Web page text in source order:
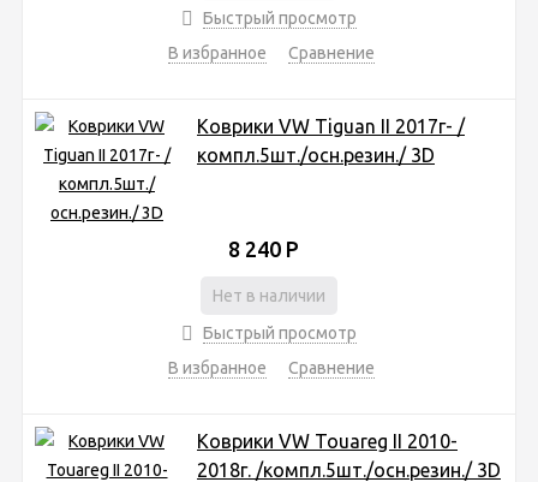
Быстрый просмотр
В избранное
Сравнение
Коврики VW Tiguan II 2017г- /
компл.5шт./осн.резин./ 3D
8 240 Р
Нет в наличии
Быстрый просмотр
В избранное
Сравнение
Коврики VW Touareg II 2010-
2018г. /компл.5шт./осн.резин./ 3D